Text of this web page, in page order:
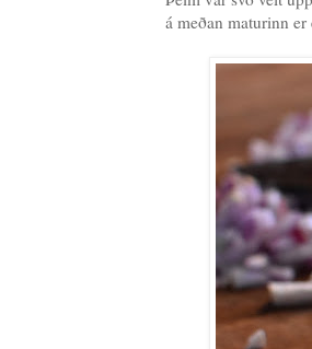
á meðan maturinn er